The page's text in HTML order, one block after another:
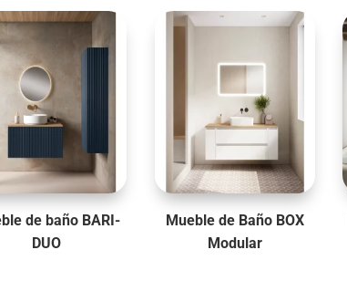
de baño BARI-
DUO
Mueble de Baño BOX
Modular